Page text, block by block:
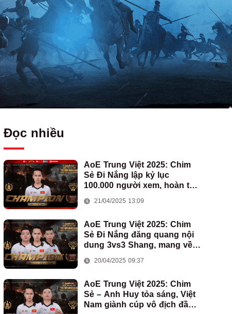
Đọc nhiều
AoE Trung Việt 2025: Chim
Sẻ Đi Nắng lập kỷ lục
100.000 người xem, hoàn tất
Việt Nam
21/04/2025 13:09
AoE Trung Việt 2025: Chim
Sẻ Đi Nắng đăng quang nội
dung 3vs3 Shang, mang về
đoàn AoE Việt Nam
20/04/2025 09:37
AoE Trung Việt 2025: Chim
Sẻ – Anh Huy tỏa sáng, Việt
Nam giành cúp vô địch đầu